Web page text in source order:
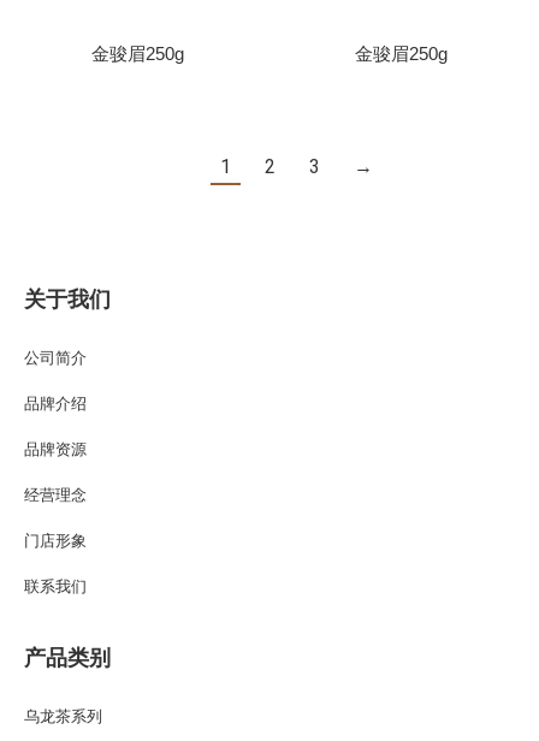
金骏眉250g 金骏眉250g
1 2 3 →
关于我们
公司简介
品牌介绍
品牌资源
经营理念
门店形象
联系我们
产品类别
乌龙茶系列